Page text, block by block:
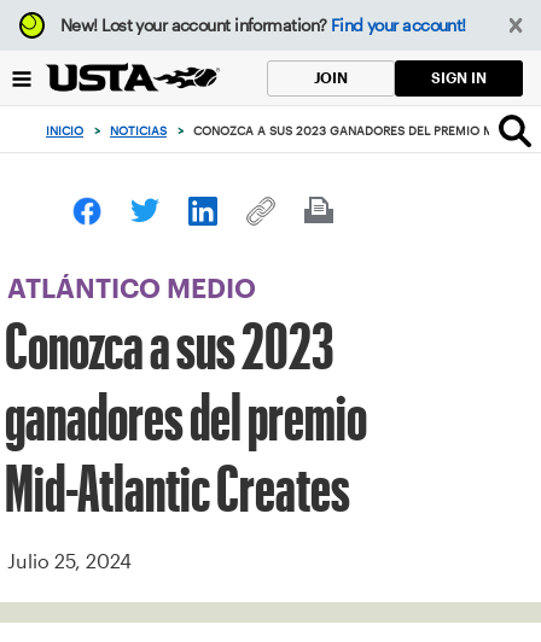
Enfoque
desde
botón
volver
principio
New!Lost your account information? Find your account!
JOIN SIGN IN
INICIO > NOTICIAS > CONOZCA A SUS 2023 GANADORES DEL PREMIO MID-
ATLÁNTICO MEDIO
Conozca a sus 2023
ganadores del premio
Mid-Atlantic Creates
Julio 25, 2024